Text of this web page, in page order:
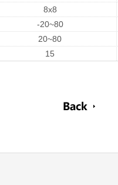
8x8
-20~80
20~80
15